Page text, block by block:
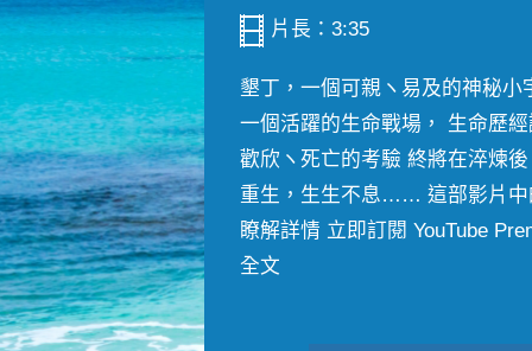
片長：3:35
墾丁，一個可親ヽ易及的神秘小
一個活躍的生命戰場， 生命歷
歡欣ヽ死亡的考驗 終將在淬煉
重生，生生不息…… 這部影片中
瞭解詳情 立即訂閱 YouTube
全文